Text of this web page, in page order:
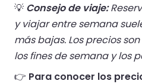
💡 Consejo de viaje:
y viajar entre semana
más bajas. Los precios
los fines de semana y los
👉 Para conocer los